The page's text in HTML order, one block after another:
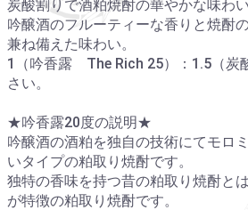
炭酸割りで酒粕焼酎の華やかな味わ
吟醸酒のフルーティーな香りと焼酎
兼ね備えた味わい。
1（吟香露 The Rich 25）：1.5（炭
さい。
★吟香露20度の説明★
吟醸酒の酒粕を独自の技術にてモロ
いタイプの粕取り焼酎です。
独特の香味を持つ昔の粕取り焼酎と
が特徴の粕取り焼酎です。